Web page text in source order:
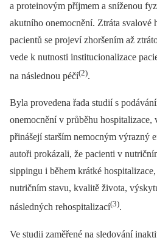
a proteinovým příjmem a sníženou
akutního onemocnění. Ztráta svalové
pacientů se projeví zhoršením až
vede k nutnosti institucionalizace
na následnou péčí(2).
Byla provedena řada studií s
onemocnění v průběhu
přinášejí starším nemocným výrazný
autoři prokázali, že pacienti v
sippingu i během krátké
nutričním stavu, kvalitě života,
následných rehospitalizací(3).
Ve studii zaměřené na sledování